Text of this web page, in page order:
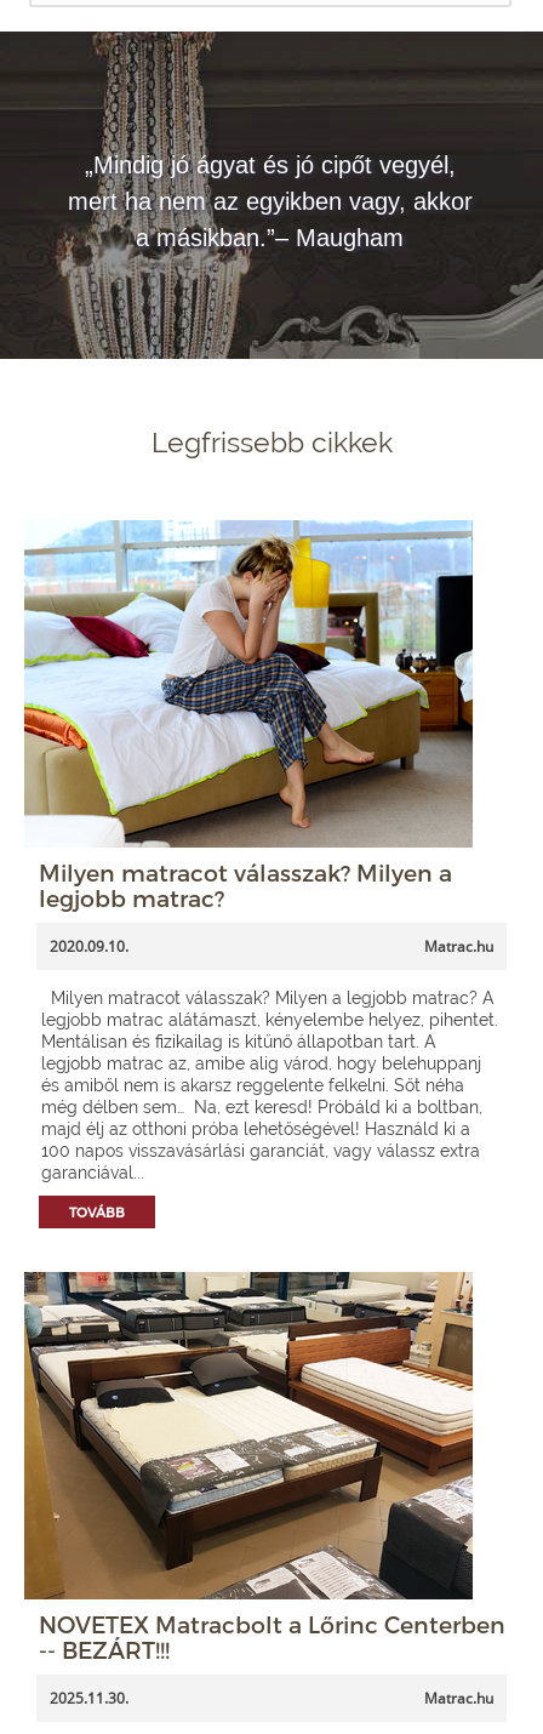
„Mindig jó ágyat és jó cipőt vegyél,
mert ha nem az egyikben vagy, akkor
a másikban.”– Maugham
Legfrissebb cikkek
Milyen matracot válasszak? Milyen a
legjobb matrac?
2020.09.10. Matrac.hu
Milyen matracot válasszak? Milyen a legjobb matrac? A
legjobb matrac alátámaszt, kényelembe helyez, pihentet.
Mentálisan és fizikailag is kitűnő állapotban tart. A
legjobb matrac az, amibe alig várod, hogy belehuppanj
és amiből nem is akarsz reggelente felkelni. Sőt néha
még délben sem… Na, ezt keresd! Próbáld ki a boltban,
majd élj az otthoni próba lehetőségével! Használd ki a
100 napos visszavásárlási garanciát, vagy válassz extra
garanciával...
TOVÁBB
NOVETEX Matracbolt a Lőrinc Centerben
-- BEZÁRT!!!
2025.11.30. Matrac.hu